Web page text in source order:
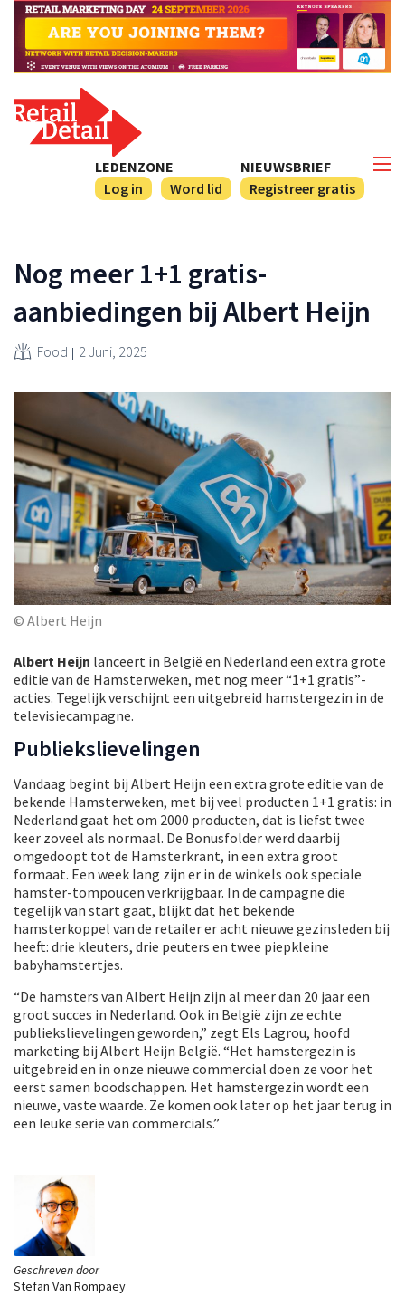
NIEUWSBRIEF
Registreer gratis
LEDENZONE
Log in
Word lid
Geschreven door
Stefan Van Rompaey
Nog meer 1+1 gratis-
aanbiedingen bij Albert Heijn
Food 2 Juni, 2025
© Albert Heijn
Albert Heijn lanceert in België en Nederland een extra grote
editie van de Hamsterweken, met nog meer “1+1 gratis”-
acties. Tegelijk verschijnt een uitgebreid hamstergezin in de
televisiecampagne.
Publiekslievelingen
Vandaag begint bij Albert Heijn een extra grote editie van de
bekende Hamsterweken, met bij veel producten 1+1 gratis: in
Nederland gaat het om 2000 producten, dat is liefst twee
keer zoveel als normaal. De Bonusfolder werd daarbij
omgedoopt tot de Hamsterkrant, in een extra groot
formaat. Een week lang zijn er in de winkels ook speciale
hamster-tompoucen verkrijgbaar. In de campagne die
tegelijk van start gaat, blijkt dat het bekende
hamsterkoppel van de retailer er acht nieuwe gezinsleden bij
heeft: drie kleuters, drie peuters en twee piepkleine
babyhamstertjes.
“De hamsters van Albert Heijn zijn al meer dan 20 jaar een
groot succes in Nederland. Ook in België zijn ze echte
publiekslievelingen geworden,” zegt Els Lagrou, hoofd
marketing bij Albert Heijn België. “Het hamstergezin is
uitgebreid en in onze nieuwe commercial doen ze voor het
eerst samen boodschappen. Het hamstergezin wordt een
nieuwe, vaste waarde. Ze komen ook later op het jaar terug in
een leuke serie van commercials.”